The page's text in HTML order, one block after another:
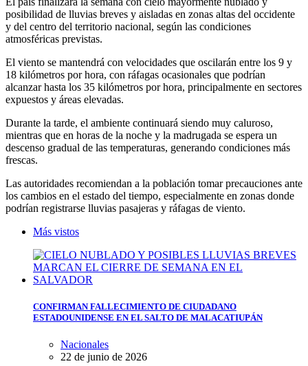
posibilidad de lluvias breves y aisladas en zonas altas del occidente
y del centro del territorio nacional, según las condiciones
atmosféricas previstas.
El viento se mantendrá con velocidades que oscilarán entre los 9 y
18 kilómetros por hora, con ráfagas ocasionales que podrían
alcanzar hasta los 35 kilómetros por hora, principalmente en sectores
expuestos y áreas elevadas.
Durante la tarde, el ambiente continuará siendo muy caluroso,
mientras que en horas de la noche y la madrugada se espera un
descenso gradual de las temperaturas, generando condiciones más
frescas.
Las autoridades recomiendan a la población tomar precauciones ante
los cambios en el estado del tiempo, especialmente en zonas donde
podrían registrarse lluvias pasajeras y ráfagas de viento.
Más vistos
CONFIRMAN FALLECIMIENTO DE CIUDADANO
ESTADOUNIDENSE EN EL SALTO DE MALACATIUPÁN
Nacionales
22 de junio de 2026